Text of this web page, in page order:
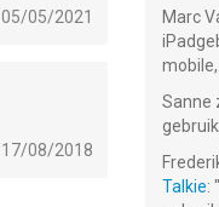
05/05/2021
17/08/2018
Marc
mobile,...
Sanne
Talkie: "